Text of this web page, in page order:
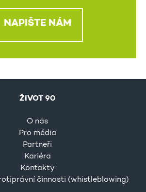
NAPIŠTE NÁM
ŽIVOT 90
O nás
Pro média
Partneři
Kariéra
Kontakty
činnosti (whistleblowing)